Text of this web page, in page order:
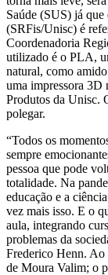
Saúde (SUS) já
(SRFis/Unisc) é
Coordenadoria
utilizado é o PLA,
natural, como
uma impressora
Produtos da Unisc.
polegar.
“Todos os
sempre
pessoa que pode
totalidade. Na
educação e a
vez mais isso. E o
aula, integrando
problemas da
Frederico Henn. Ao
de Moura Valim; o